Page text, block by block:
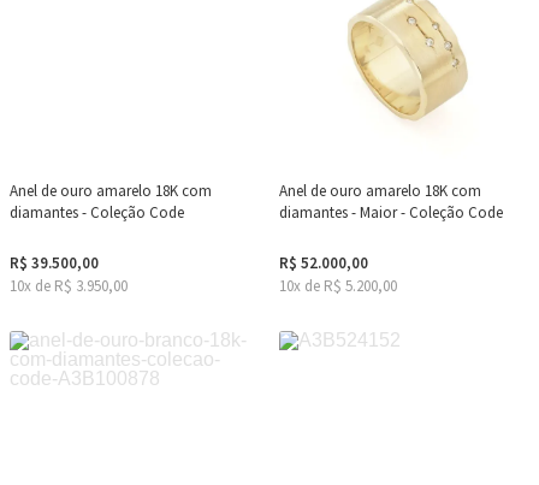
Anel de ouro amarelo 18K com
diamantes - Coleção Code
R$ 39.500,00
10x de R$ 3.950,00
Anel de ouro amarelo 18K com
diamantes - Maior - Coleção Code
R$ 52.000,00
10x de R$ 5.200,00